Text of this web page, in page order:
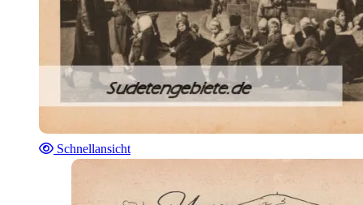
Schnellansicht